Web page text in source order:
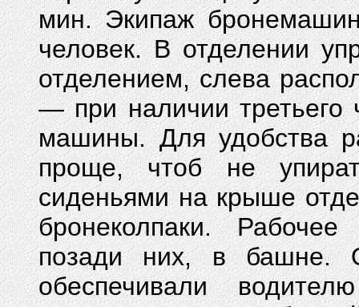
мин. Экипаж
человек. В отделении
отделением, слева
— при наличии
машины. Для удобства
проще, чтоб не
сиденьями на крыше
бронеколпаки.
позади них, в башне.
обеспечивали